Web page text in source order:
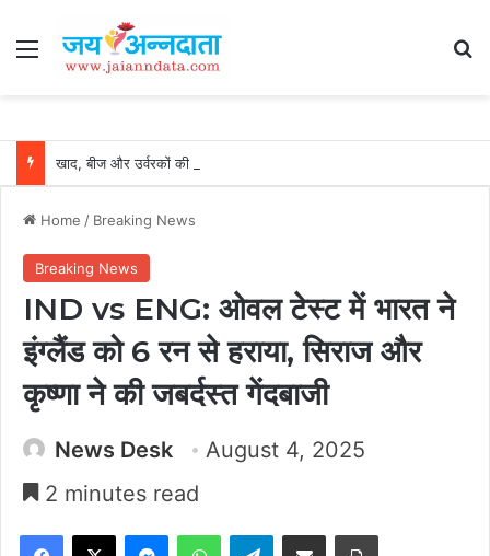
Menu
Home / Breaking News
Breaking News
IND vs ENG: ओवल टेस्ट में भारत ने
इंग्लैंड को 6 रन से हराया, सिराज और
कृष्णा ने की जबर्दस्त गेंदबाजी
News Desk
August 4, 2025
2 minutes read
Facebook
X MessengerWhatsAppTelegramShare via Email Print